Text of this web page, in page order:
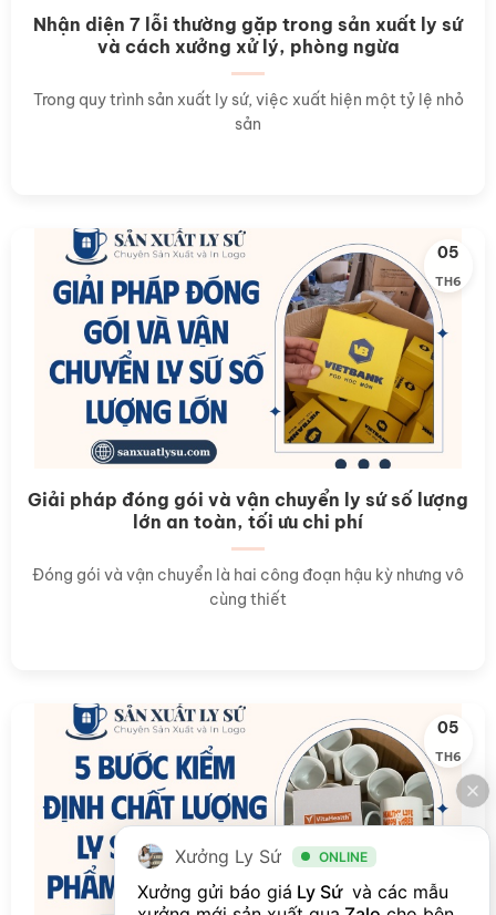
Nhận diện 7 lỗi thường gặp trong sản xuất ly sứ
và cách xưởng xử lý, phòng ngừa
Trong quy trình sản xuất ly sứ, việc xuất hiện một tỷ lệ nhỏ
sản
Giải pháp đóng gói và vận chuyển ly sứ số lượng
lớn an toàn, tối ưu chi phí
Đóng gói và vận chuyển là hai công đoạn hậu kỳ nhưng vô
cùng thiết
05
TH6
05
TH6
Xưởng Ly Sứ ONLINE
Xưởng gửi báo giá Ly Sứ và các mẫu